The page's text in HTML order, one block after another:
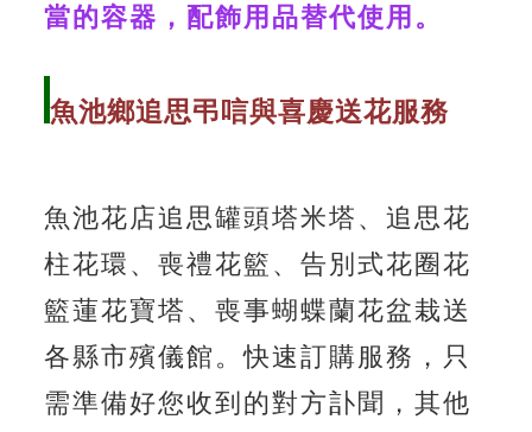
當的容器，配飾用品替代使用。
魚池鄉追思弔唁與喜慶送花服務
魚池花店追思罐頭塔米塔、追思花
柱花環、喪禮花籃、告別式花圈花
籃蓮花寶塔、喪事蝴蝶蘭花盆栽送
各縣市殯儀館。快速訂購服務，只
需準備好您收到的對方訃聞，其他